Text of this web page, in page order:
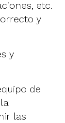
etc.
y
y
de
las